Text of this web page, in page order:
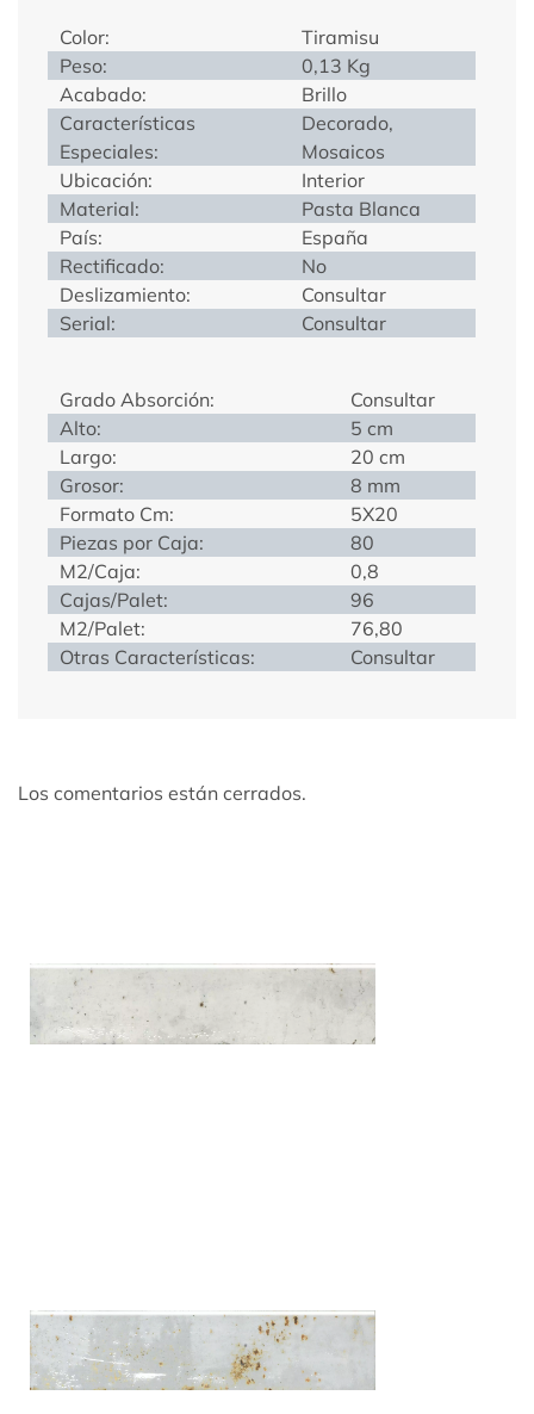
Color:
Tiramisu
Peso:
0,13 Kg
Acabado:
Brillo
Características
Especiales:
Decorado,
Mosaicos
Ubicación:
Interior
Material:
Pasta Blanca
País:
España
Rectificado:
No
Deslizamiento:
Consultar
Serial:
Consultar
Grado Absorción:
Consultar
Alto:
5 cm
Largo:
20 cm
Grosor:
8 mm
Formato Cm:
5X20
Piezas por Caja:
80
M2/Caja:
0,8
Cajas/Palet:
96
M2/Palet:
76,80
Otras Características:
Consultar
Los comentarios están cerrados.